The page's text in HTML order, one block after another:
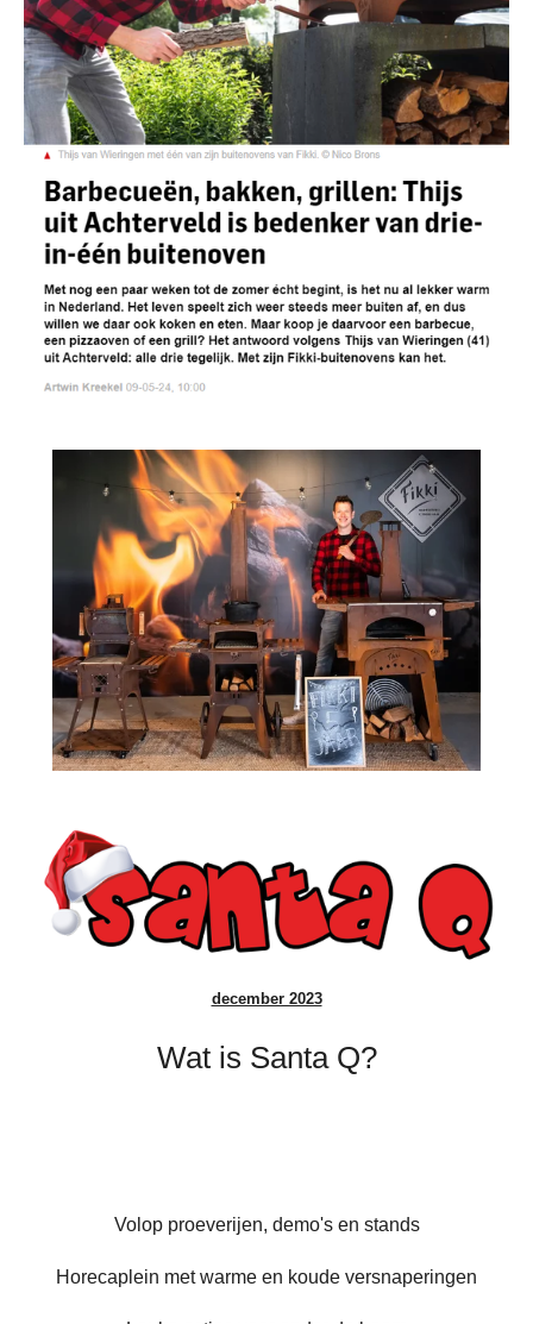
december 2023
Wat is Santa Q?
Volop proeverijen, demo's en stands
Horecaplein met warme en koude versnaperingen